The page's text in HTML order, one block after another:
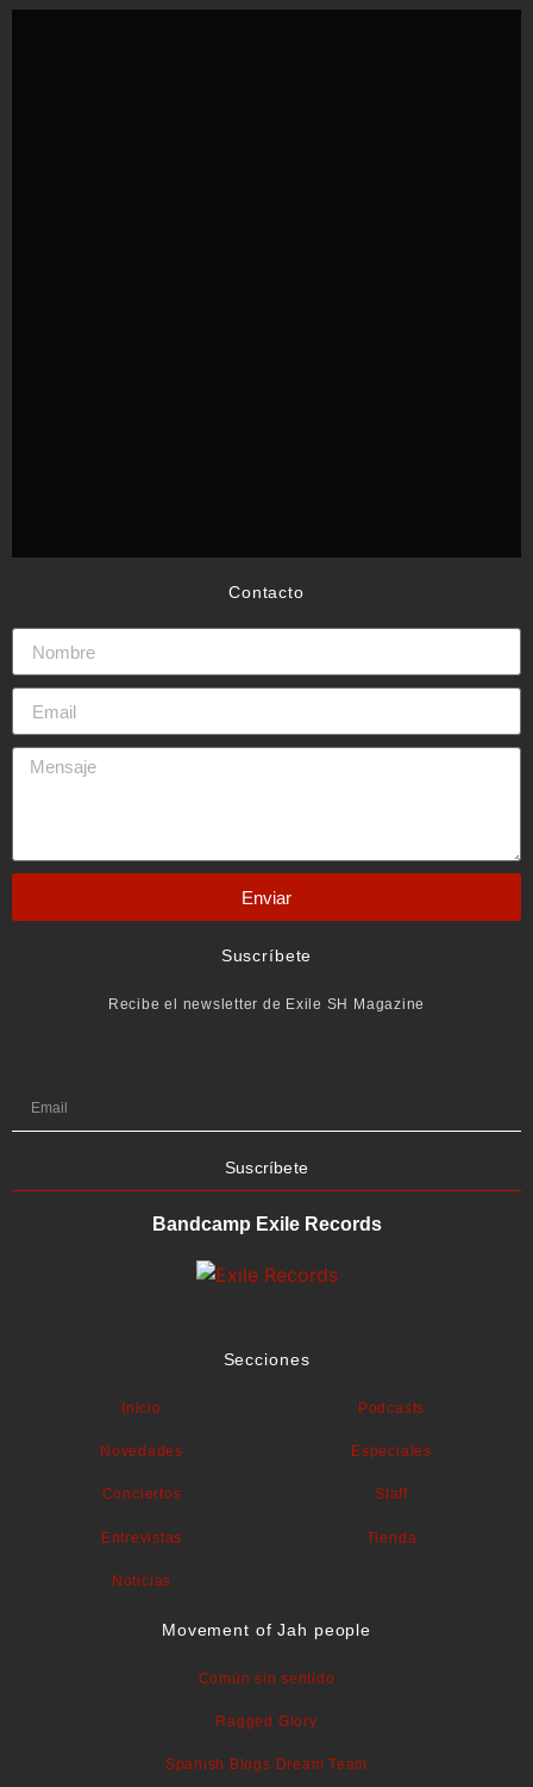
Contacto
Enviar
Suscríbete
Recibe el newsletter de Exile SH Magazine
Suscríbete
Bandcamp Exile Records
Secciones
Inicio
Novedades
Conciertos
Entrevistas
Noticias
Podcasts
Especiales
Staff
Tienda
Movement of Jah people
Común sin sentido
Ragged Glory
Spanish Blogs Dream Team